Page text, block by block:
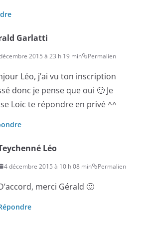
Garlatti
2015 à 23 h 19 min Permalien
Léo, j’ai vu ton inscription
donc je pense que oui 🙂 Je
Loïc te répondre en privé ^^
Léo
4 décembre 2015 à 10 h 08 min Permalien
merci Gérald 🙂